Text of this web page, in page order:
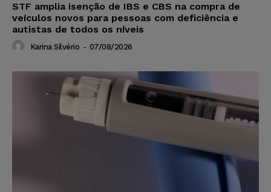
STF amplia isenção de IBS e CBS na compra de
veículos novos para pessoas com deficiência e
autistas de todos os níveis
Karina Silvério - 07/08/2026